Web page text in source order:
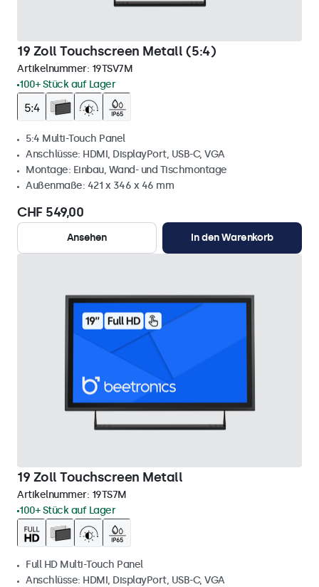
19 Zoll Touchscreen Metall (5:4)
Artikelnummer: 19TSV7M
100+ Stück auf Lager
5:4 Multi-Touch Panel
Anschlüsse: HDMI, DisplayPort, USB-C, VGA
Montage: Einbau, Wand- und Tischmontage
Außenmaße: 421 x 346 x 46 mm
CHF 549,00
Ansehen In den Warenkorb
19 Zoll Touchscreen Metall
Artikelnummer: 19TS7M
100+ Stück auf Lager
Full HD Multi-Touch Panel
Anschlüsse: HDMI, DisplayPort, USB-C, VGA